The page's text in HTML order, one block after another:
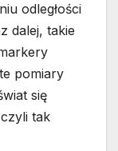
odległości
dalej, takie
pomiary
się
tak